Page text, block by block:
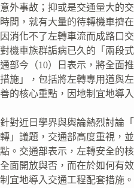
意外事故；抑或是交通量大的
時間，就有大量的待轉機車擠
因消化不了左轉車流而成路口
對機車族群詬病已久的「兩段
通部今（10）日表示，將全面
措施」，包括將左轉專用道與
善的核心重點，因地制宜地導
針對近日學界與輿論熱烈討論
轉」議題，交通部高度重視，
點。交通部表示，左轉安全的
全面開放與否，而在於如何有
制宜地導入交通工程配套措施。